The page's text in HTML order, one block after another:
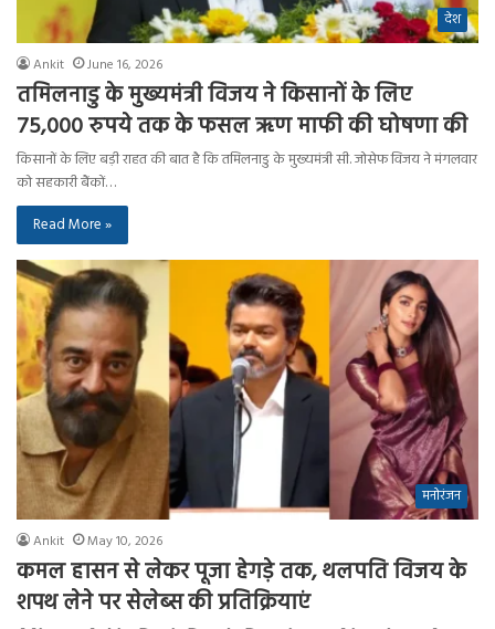
देश
Ankit June 16, 2026
तमिलनाडु के मुख्यमंत्री विजय ने किसानों के लिए
75,000 रुपये तक के फसल ऋण माफी की घोषणा की
किसानों के लिए बड़ी राहत की बात है कि तमिलनाडु के मुख्यमंत्री सी. जोसेफ विजय ने मंगलवार
को सहकारी बैंकों…
Read More »
मनोरंजन
Ankit May 10, 2026
कमल हासन से लेकर पूजा हेगड़े तक, थलपति विजय के
शपथ लेने पर सेलेब्स की प्रतिक्रियाएं